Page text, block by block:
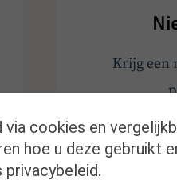
Krijg een
cookies en
hoe u deze gebruikt
privacybeleid.